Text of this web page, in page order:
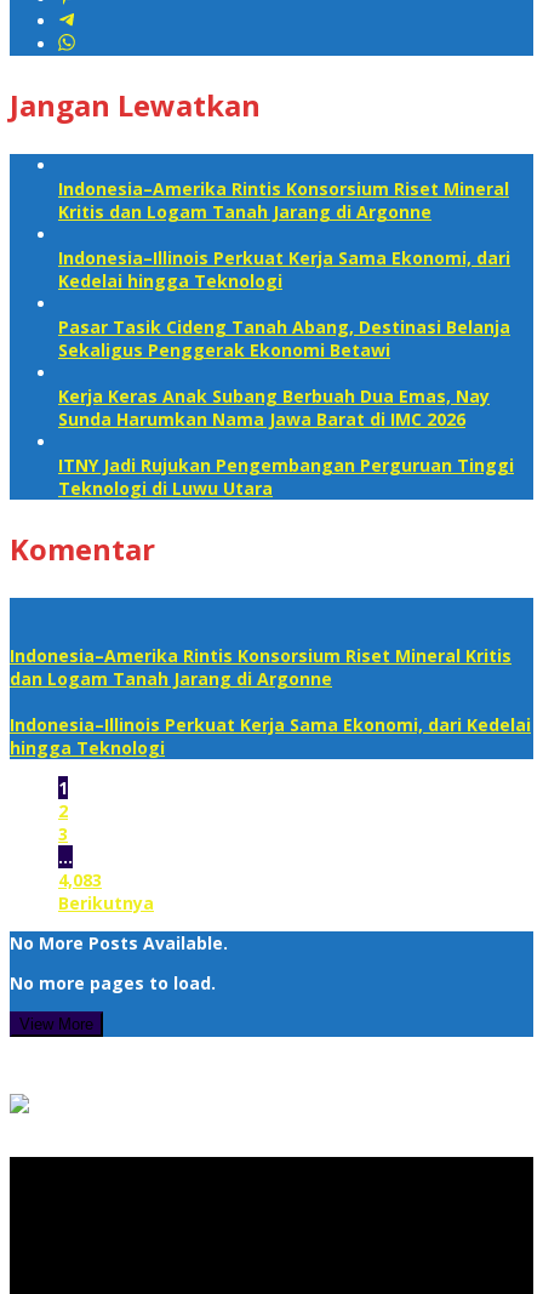
Jangan Lewatkan
Indonesia–Amerika Rintis Konsorsium Riset Mineral
Kritis dan Logam Tanah Jarang di Argonne
Indonesia–Illinois Perkuat Kerja Sama Ekonomi, dari
Kedelai hingga Teknologi
Pasar Tasik Cideng Tanah Abang, Destinasi Belanja
Sekaligus Penggerak Ekonomi Betawi
Kerja Keras Anak Subang Berbuah Dua Emas, Nay
Sunda Harumkan Nama Jawa Barat di IMC 2026
ITNY Jadi Rujukan Pengembangan Perguruan Tinggi
Teknologi di Luwu Utara
Komentar
Indonesia–Amerika Rintis Konsorsium Riset Mineral Kritis
dan Logam Tanah Jarang di Argonne
Indonesia–Illinois Perkuat Kerja Sama Ekonomi, dari Kedelai
hingga Teknologi
1
2
3
…
4,083
Berikutnya
No More Posts Available.
No more pages to load.
View More